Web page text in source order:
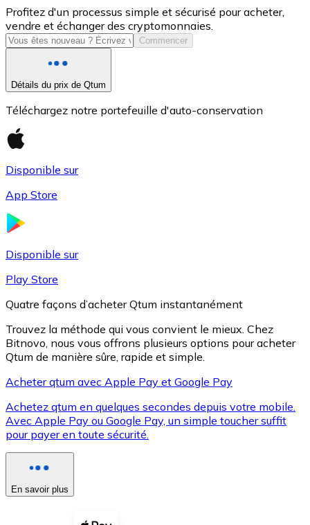
USD Coin
USDC
XRP
XRP
Voir toutes
Coupons crypto
Profitez d'un processus simple et sécurisé pour acheter,
vendre et échanger des cryptomonnaies.
Commencer
Détails du prix de Qtum
Téléchargez notre portefeuille d'auto-conservation
Disponible sur
App Store
Disponible sur
Play Store
Quatre façons d’acheter Qtum instantanément
Trouvez la méthode qui vous convient le mieux. Chez
Bitnovo, nous vous offrons plusieurs options pour acheter
Qtum de manière sûre, rapide et simple.
Acheter qtum avec Apple Pay et Google Pay
Achetez qtum en quelques secondes depuis votre mobile.
Avec Apple Pay ou Google Pay, un simple toucher suffit
pour payer en toute sécurité.
En savoir plus